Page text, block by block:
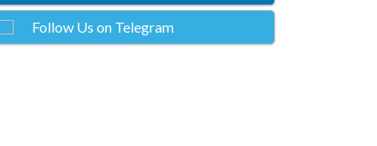
Follow Us on Telegram